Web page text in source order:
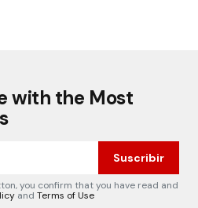
with the Most
Suscribir
you confirm that you have read and
and Terms of Use